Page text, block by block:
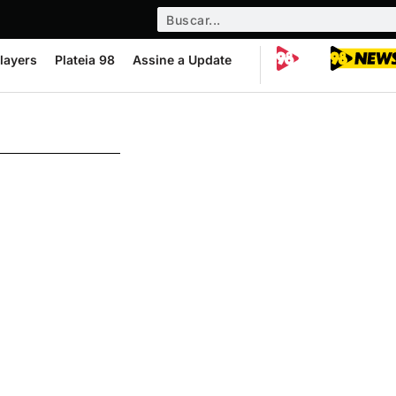
Plateia 98 Assine a Update